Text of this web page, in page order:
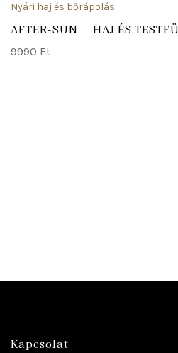
Nyári haj és bőrápolás
AFTER-SUN – HAJ ÉS
9990 Ft
Kapcsolat